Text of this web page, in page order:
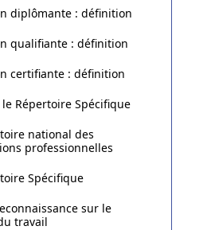
diplômante : définition
qualifiante : définition
certifiante : définition
le Répertoire Spécifique
national des
professionnelles
Spécifique
sur le
travail